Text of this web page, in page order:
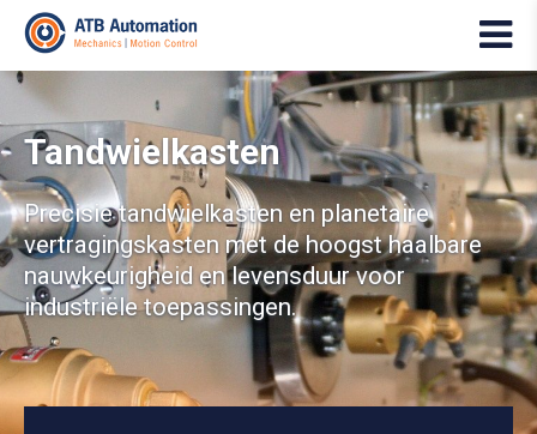
Tandwielkasten
Precisie tandwielkasten en planetaire
vertragingskasten met de hoogst haalbare
nauwkeurigheid en levensduur voor
industriële toepassingen.